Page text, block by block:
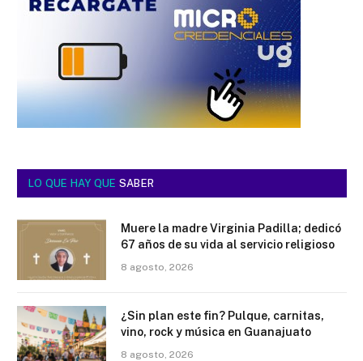
LO QUE HAY QUE SABER
Muere la madre Virginia Padilla; dedicó
67 años de su vida al servicio religioso
8 agosto, 2026
¿Sin plan este fin? Pulque, carnitas,
vino, rock y música en Guanajuato
8 agosto, 2026